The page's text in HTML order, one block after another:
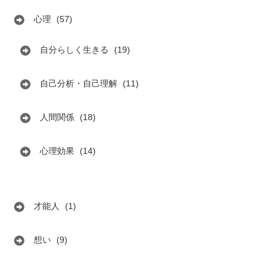
心理 (57)
自分らしく生きる (19)
自己分析・自己理解 (11)
人間関係 (18)
心理効果 (14)
才能人 (1)
想い (9)